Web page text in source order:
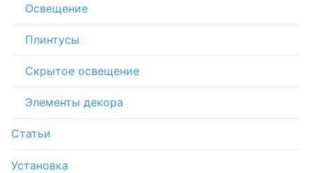
Освещение
Плинтусы
Скрытое освещение
Элементы декора
Статьи
Установка